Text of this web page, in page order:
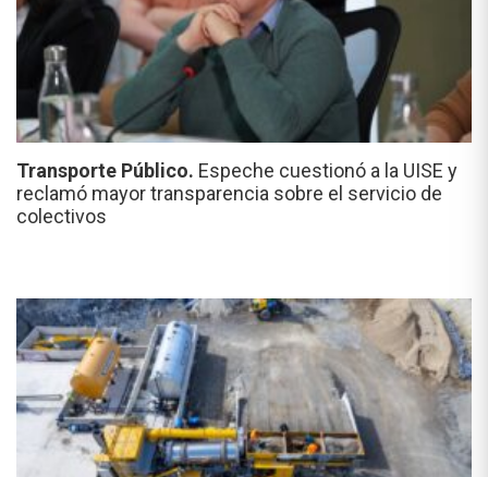
Transporte Público. Espeche cuestionó a la UISE y
reclamó mayor transparencia sobre el servicio de
colectivos